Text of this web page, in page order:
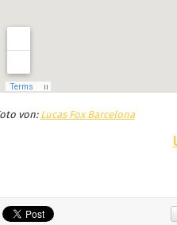
von: Lucas Fox Barcelona